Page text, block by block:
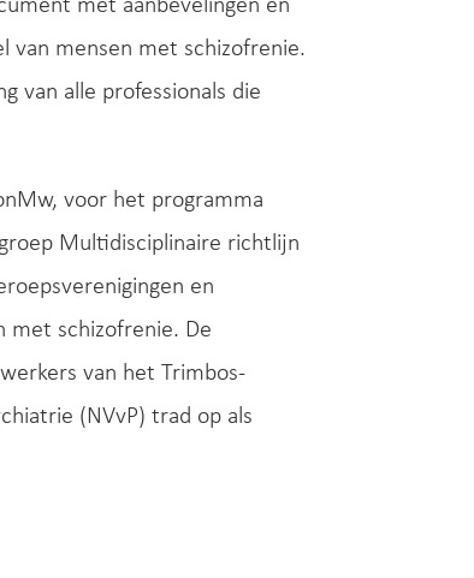
met aanbevelingen en
van mensen met schizofrenie.
van alle professionals die
voor het programma
Multidisciplinaire richtlijn
en
met schizofrenie. De
van het Trimbos-
(NVvP) trad op als